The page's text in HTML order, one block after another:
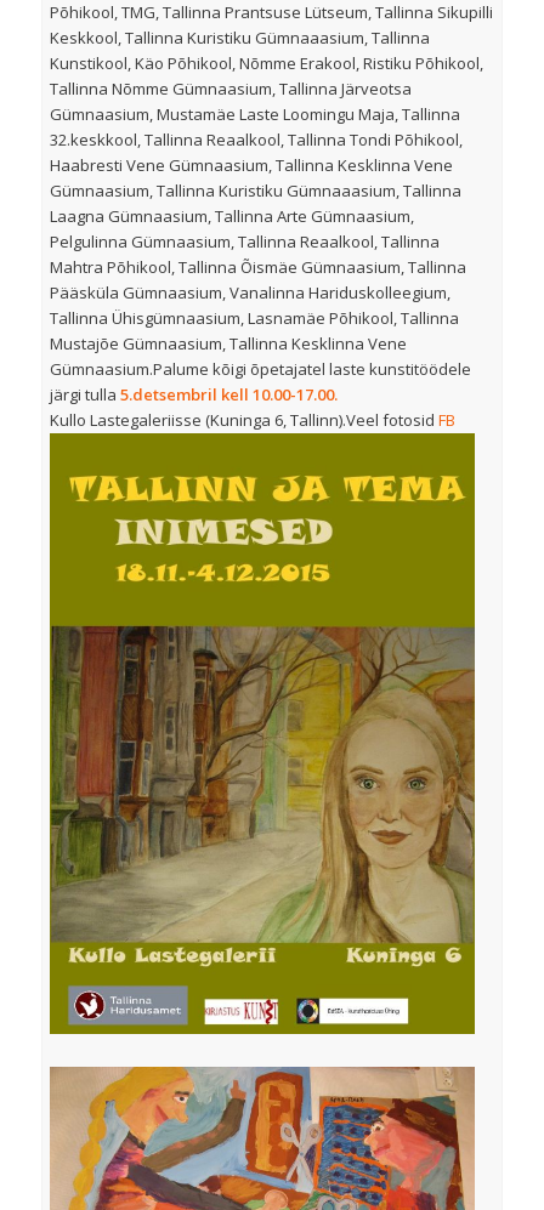
Põhikool, TMG, Tallinna Prantsuse Lütseum, Tallinna Sikupilli
Keskkool, Tallinna Kuristiku Gümnaaasium, Tallinna
Kunstikool, Käo Põhikool, Nõmme Erakool, Ristiku Põhikool,
Tallinna Nõmme Gümnaasium, Tallinna Järveotsa
Gümnaasium, Mustamäe Laste Loomingu Maja, Tallinna
32.keskkool, Tallinna Reaalkool, Tallinna Tondi Põhikool,
Haabresti Vene Gümnaasium, Tallinna Kesklinna Vene
Gümnaasium, Tallinna Kuristiku Gümnaaasium, Tallinna
Laagna Gümnaasium, Tallinna Arte Gümnaasium,
Pelgulinna Gümnaasium, Tallinna Reaalkool, Tallinna
Mahtra Põhikool, Tallinna Õismäe Gümnaasium, Tallinna
Pääsküla Gümnaasium, Vanalinna Hariduskolleegium,
Tallinna Ühisgümnaasium, Lasnamäe Põhikool, Tallinna
Mustajõe Gümnaasium, Tallinna Kesklinna Vene
Gümnaasium.Palume kõigi õpetajatel laste kunstitöödele
järgi tulla5.detsembril kell 10.00-17.00.
Kullo Lastegaleriisse (Kuninga 6, Tallinn).Veel fotosidFB